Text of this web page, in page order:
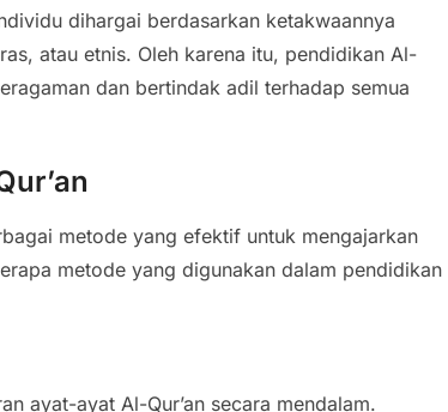
dihargai berdasarkan ketakwaannya
atau etnis. Oleh karena itu, pendidikan Al-
dan bertindak adil terhadap semua
metode yang efektif untuk mengajarkan
metode yang digunakan dalam pendidikan
ayat-ayat Al-Qur’an secara mendalam.